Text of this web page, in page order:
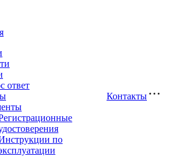
ответ
по
Контакты